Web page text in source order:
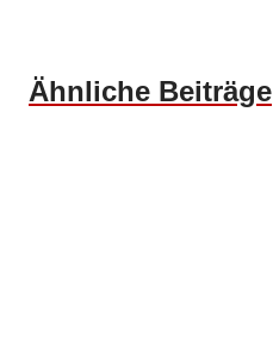
Ähnliche Beiträge